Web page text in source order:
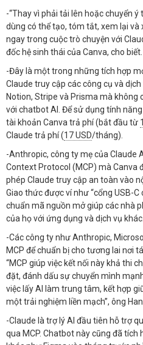
-“Thay vì phải tải lên hoặc chuyển
dùng có thể tạo, tóm tắt, xem lại và
ngay trong cuộc trò chuyện với
đốc hệ sinh thái của Canva, cho biết.
-Đây là một trong những tích hợp
Claude truy cập các công cụ và
Notion, Stripe và Prisma mà không
với chatbot AI. Để sử dụng tính
tài khoản Canva trả phí (bắt đầu từ
Claude trả phí (17 USD/tháng).
-Anthropic, công ty mẹ của Claude
Context Protocol (MCP) mà Canva
phép Claude truy cập an toàn vào
Giao thức được ví như “cổng USB-
chuẩn mã nguồn mở giúp các nhà
của họ với ứng dụng và dịch vụ khác.
-Các công ty như Anthropic,
MCP để chuẩn bị cho tương lai nơi
“MCP giúp việc kết nối này khả thi
đặt, đánh dấu sự chuyển mình
việc lấy AI làm trung tâm, kết hợp
một trải nghiệm liền mạch”, ông
-Claude là trợ lý AI đầu tiên hỗ trợ
qua MCP. Chatbot này cũng đã tích